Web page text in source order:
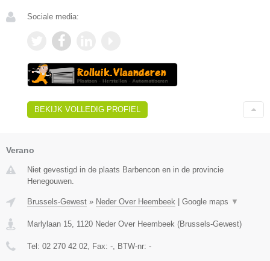
Sociale media:
BEKIJK VOLLEDIG PROFIEL
Verano
Niet gevestigd in de plaats Barbencon en in de provincie
Henegouwen.
Brussels-Gewest » Neder Over Heembeek | Google maps ▼
Marlylaan 15 1120 Neder Over Heembeek (Brussels-Gewest)
Tel: 02 270 42 02 , Fax: - , BTW-nr: -